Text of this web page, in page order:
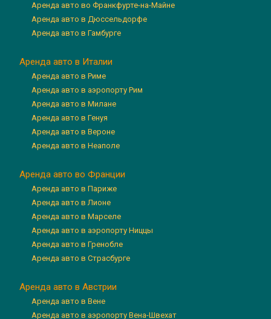
Аренда авто во Франкфурте-на-Майне
Аренда авто в Дюссельдорфе
Аренда авто в Гамбурге
Аренда авто в Италии
Аренда авто в Риме
Аренда авто в аэропорту Рим
Аренда авто в Милане
Аренда авто в Генуя
Аренда авто в Вероне
Аренда авто в Неаполе
Аренда авто во Франции
Аренда авто в Париже
Аренда авто в Лионе
Аренда авто в Марселе
Аренда авто в аэропорту Ниццы
Аренда авто в Гренобле
Аренда авто в Страсбурге
Аренда авто в Австрии
Аренда авто в Вене
Аренда авто в аэропорту Вена-Швехат